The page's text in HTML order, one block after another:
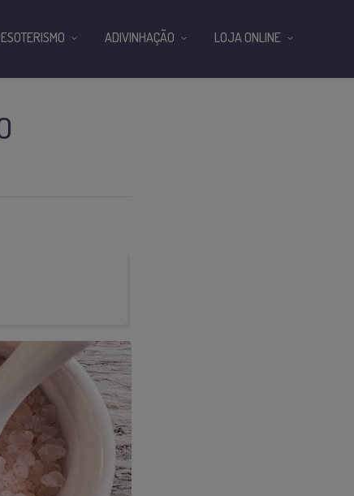
ESOTERISMO ADIVINHAÇÃO LOJA ONLINE